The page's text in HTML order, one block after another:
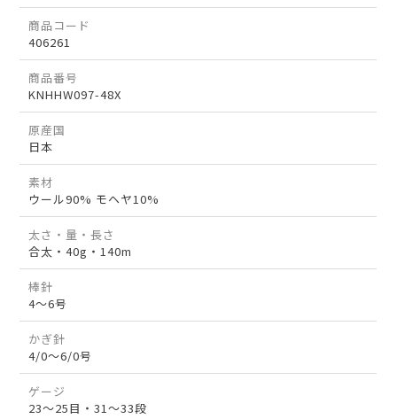
商品コード
406261
商品番号
KNHHW097-48X
原産国
日本
素材
ウール90% モヘヤ10%
太さ・量・長さ
合太・40g・140m
棒針
4～6号
かぎ針
4/0～6/0号
ゲージ
23～25目・31～33段